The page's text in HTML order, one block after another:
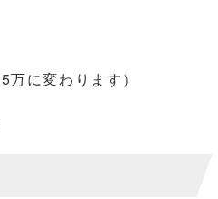
万に変わります）